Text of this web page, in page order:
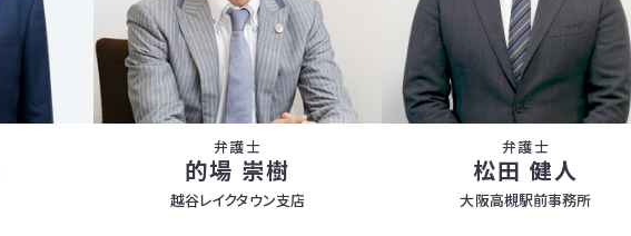
弁護士
的場 崇樹
越谷レイクタウン支店
弁護士
松田 健人
大阪高槻駅前事務所